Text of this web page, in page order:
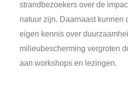
strandbezoekers over de
natuur zijn. Daarnaast kunnen
eigen kennis over
milieubescherming vergroten
aan workshops en lezingen.